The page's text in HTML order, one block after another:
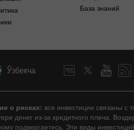
База знаний
Ўзбекча
о рисках: все инвестиции связаны
денег из-за кредитного плеча.
подвергаетесь. Эти виды